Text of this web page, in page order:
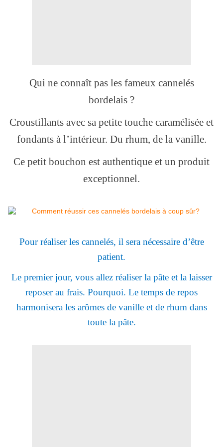
Qui ne connaît pas les fameux cannelés
bordelais ?
Croustillants avec sa petite touche caramélisée et
fondants à l’intérieur. Du rhum, de la vanille.
Ce petit bouchon est authentique et un produit
exceptionnel.
Pour réaliser les cannelés, il sera nécessaire d’être
patient.
Le premier jour, vous allez réaliser la pâte et la laisser
reposer au frais. Pourquoi. Le temps de repos
harmonisera les arômes de vanille et de rhum dans
toute la pâte.